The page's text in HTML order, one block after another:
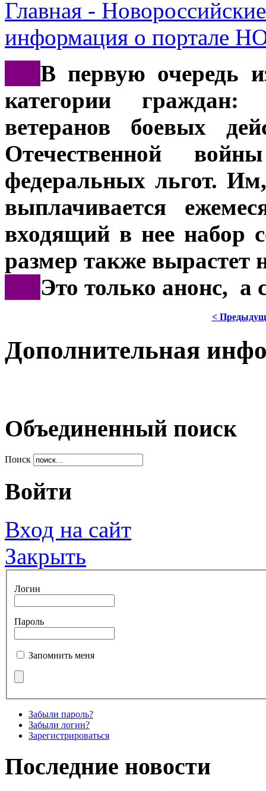
Главная -
информация о портале
В первую очередь
категории
ветеранов боевых
Отечественной
федеральных льгот.
выплачивается
входящий в нее набор
размер также вырастет
Это только анонс, а
<
Дополнительная
Объединенный поиск
Поиск
Войти
Вход на сайт
Закрыть
Логин
Пароль
Запомнить меня
Забыли пароль?
Забыли логин?
Зарегистрироваться
Последние новости